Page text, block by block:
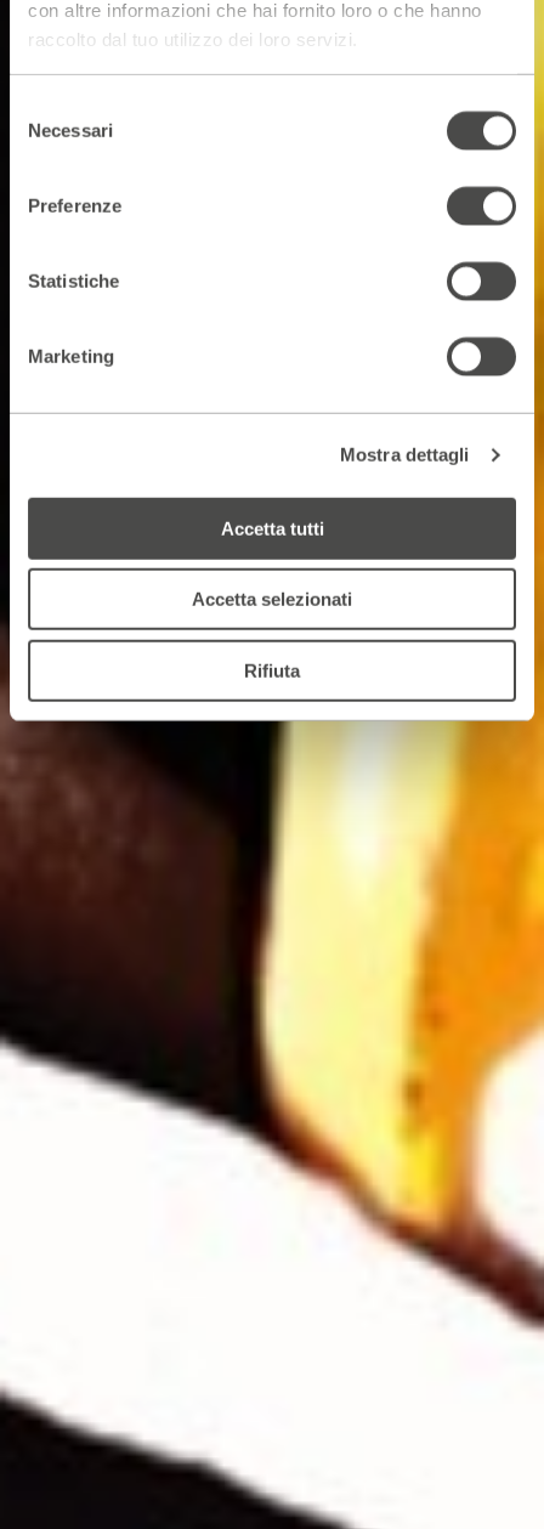
con altre informazioni che hai fornito loro o che hanno
raccolto dal tuo utilizzo dei loro servizi.
delNecessari
Preferenze
Statistiche
Marketing
Mostra dettagli
Accetta tutti
Accetta selezionati
Rifiuta